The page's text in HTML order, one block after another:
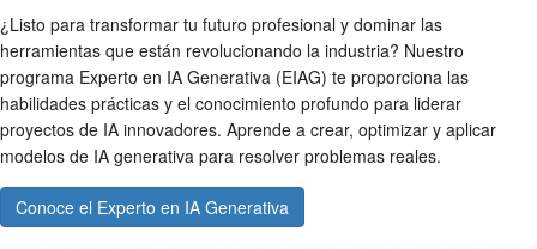
¿Listo para transformar tu futuro profesional y dominar las
herramientas que están revolucionando la industria? Nuestro
programa Experto en IA Generativa (EIAG) te proporciona las
habilidades prácticas y el conocimiento profundo para liderar
proyectos de IA innovadores. Aprende a crear, optimizar y aplicar
modelos de IA generativa para resolver problemas reales.
Conoce el Experto en IA Generativa